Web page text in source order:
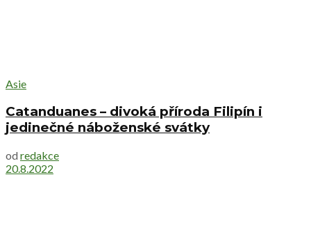
Asie
Catanduanes – divoká příroda Filipín i
jedinečné náboženské svátky
od redakce
20.8.2022